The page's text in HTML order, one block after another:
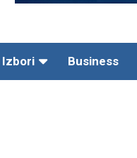
Izbori Business